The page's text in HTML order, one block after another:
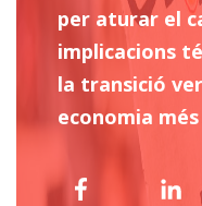
per aturar el
implicacions
la transició
economia